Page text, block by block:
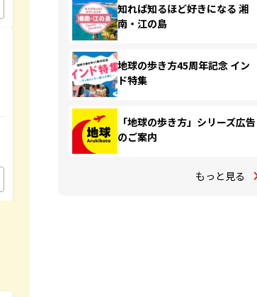
知れば知るほど好きになる 湘
南・江の島
地球の歩き方45周年記念 イン
ド特集
「地球の歩き方」シリーズ広告
のご案内
もっと見る